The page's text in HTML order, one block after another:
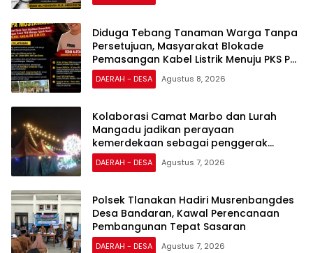
Diduga Tebang Tanaman Warga Tanpa
Persetujuan, Masyarakat Blokade
Pemasangan Kabel Listrik Menuju PKS PT
Gunung Andalan Sukses
DAERAH - DESA Agustus 8, 2026
Kolaborasi Camat Marbo dan Lurah
Mangadu jadikan perayaan
kemerdekaan sebagai penggerak
ekonomi lokal
DAERAH - DESA Agustus 7, 2026
Polsek Tlanakan Hadiri Musrenbangdes
Desa Bandaran, Kawal Perencanaan
Pembangunan Tepat Sasaran
DAERAH - DESA Agustus 7, 2026